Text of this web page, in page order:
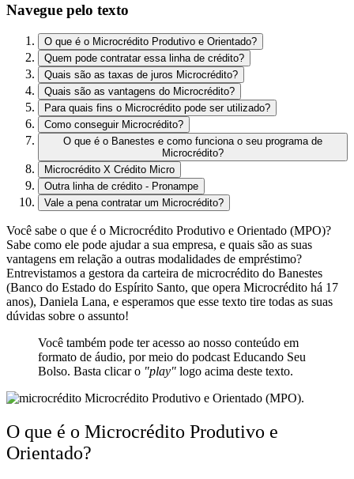
Navegue pelo texto
O que é o Microcrédito Produtivo e Orientado?
Quem pode contratar essa linha de crédito?
Quais são as taxas de juros Microcrédito?
Quais são as vantagens do Microcrédito?
Para quais fins o Microcrédito pode ser utilizado?
Como conseguir Microcrédito?
O que é o Banestes e como funciona o seu programa de
Microcrédito?
Microcrédito X Crédito Micro
Outra linha de crédito - Pronampe
Vale a pena contratar um Microcrédito?
Você sabe o que é o Microcrédito Produtivo e Orientado (MPO)?
Sabe como ele pode ajudar a sua empresa, e quais são as suas
vantagens em relação a outras modalidades de empréstimo?
Entrevistamos a gestora da carteira de microcrédito do Banestes
(Banco do Estado do Espírito Santo, que opera Microcrédito há 17
anos), Daniela Lana, e esperamos que esse texto tire todas as suas
dúvidas sobre o assunto!
Você também pode ter acesso ao nosso conteúdo em
formato de áudio, por meio do podcast Educando Seu
Bolso. Basta clicar o "play" logo acima deste texto.
Microcrédito Produtivo e Orientado (MPO).
O que é o Microcrédito Produtivo e
Orientado?